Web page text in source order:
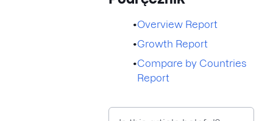
•Overview Report
•Growth Report
•Compare by Countries
Report